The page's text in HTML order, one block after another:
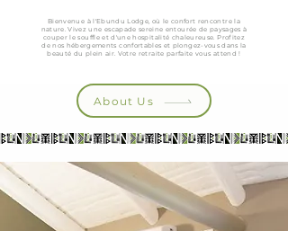
Bienvenue à l'Ebundu Lodge, où le confort rencontre la
nature. Vivez une escapade sereine entourée de paysages à
couper le souffle et d'une hospitalité chaleureuse. Profitez
de nos hébergements confortables et plongez-vous dans la
beauté du plein air. Votre retraite parfaite vous attend !
About Us